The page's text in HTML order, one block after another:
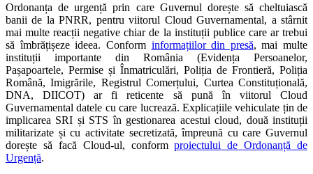
Ordonanța de urgență prin care Guvernul dorește să cheltuiască
banii de la PNRR, pentru viitorul Cloud Guvernamental, a stârnit
mai multe reacții negative chiar de la instituții publice care ar trebui
să îmbrățișeze ideea. Conform informațiilor din presă, mai multe
instituții importante din România (Evidența Persoanelor,
Pașapoartele, Permise și Înmatriculări, Poliția de Frontieră, Poliția
Română, Imigrările, Registrul Comerțului, Curtea Constituțională,
DNA, DIICOT) ar fi reticente să pună în viitorul Cloud
Guvernamental datele cu care lucrează. Explicațiile vehiculate țin de
implicarea SRI și STS în gestionarea acestui cloud, două instituții
militarizate și cu activitate secretizată, împreună cu care Guvernul
dorește să facă Cloud-ul, conformproiectului de Ordonanță de
Urgență.